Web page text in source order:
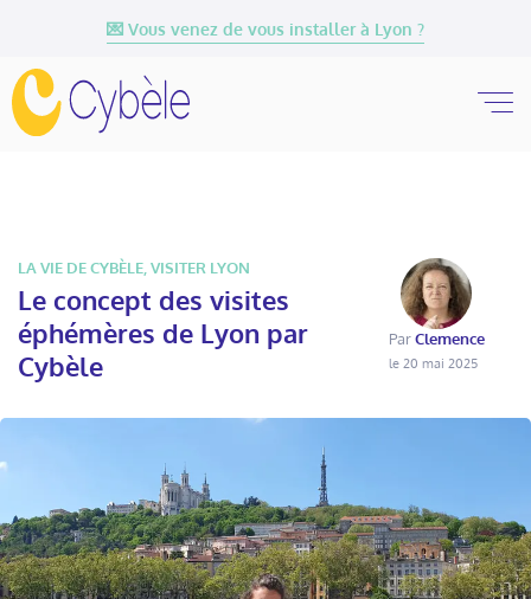
💌 Vous venez de vous installer à Lyon ?
LA VIE DE CYBÈLE VISITER LYON
Le concept des visites
éphémères de Lyon par
Cybèle
ParClemence
le 20 mai 2025